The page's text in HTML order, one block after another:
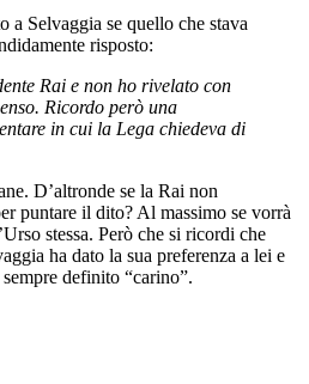
a Selvaggia se quello che stava
risposto:
Rai e non ho rivelato con
Ricordo però una
in cui la Lega chiedeva di
D’altronde se la Rai non
puntare il dito? Al massimo se vorrà
stessa. Però che si ricordi che
ha dato la sua preferenza a lei e
sempre definito “carino”.